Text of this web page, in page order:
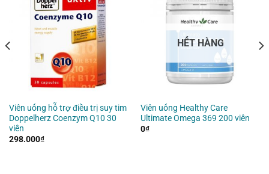
Viên uống hỗ trợ điều trị suy tim
Doppelherz Coenzym Q10 30
viên
298.000₫
HẾT HÀNG
Viên uống Healthy Care
Ultimate Omega 369 200 viên
0₫